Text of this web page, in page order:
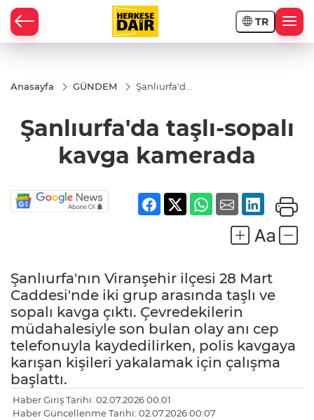
TR
Anasayfa GÜNDEM
Şanlıurfa'da
kamerada
Şanlıurfa'da taşlı-sopalı
kavga kamerada
Şanlıurfa'nın Viranşehir ilçesi 28 Mart
Caddesi'nde iki grup arasında taşlı ve
sopalı kavga çıktı. Çevredekilerin
müdahalesiyle son bulan olay anı cep
telefonuyla kaydedilirken, polis kavgaya
karışan kişileri yakalamak için çalışma
başlattı.
Haber Giriş Tarihi: 02.07.2026 00:01
Haber Güncellenme Tarihi: 02.07.2026 00:07